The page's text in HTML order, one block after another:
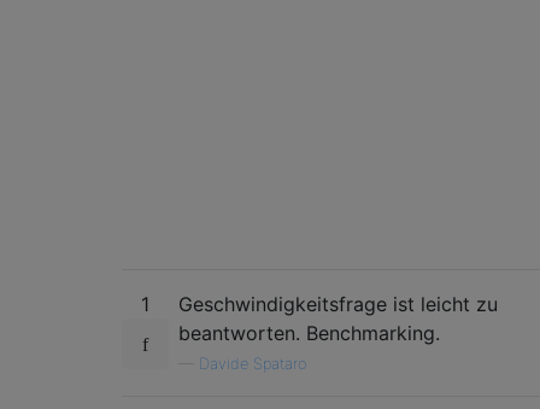
1
Geschwindigkeitsfrage ist leicht zu
beantworten. Benchmarking.
Davide Spataro